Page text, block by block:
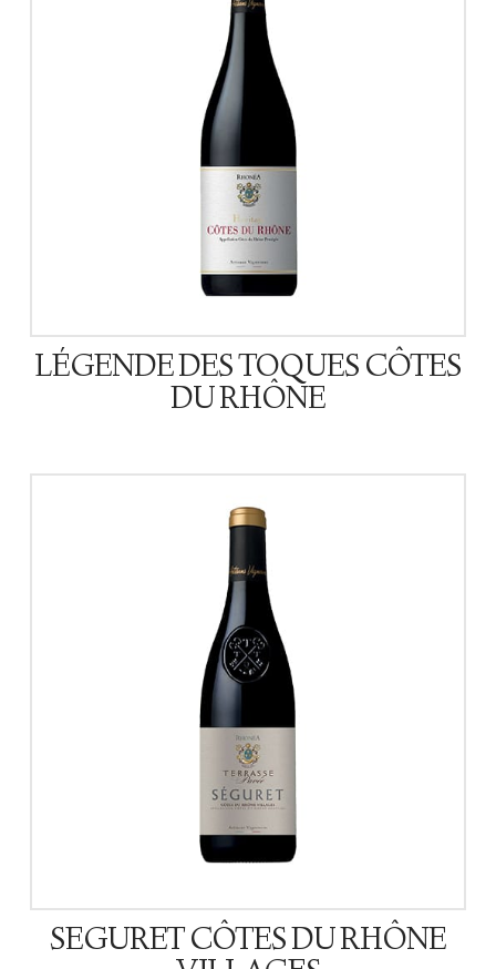
LÉGENDE DES TOQUES CÔTES
DU RHÔNE
SEGURET CÔTES DU RHÔNE